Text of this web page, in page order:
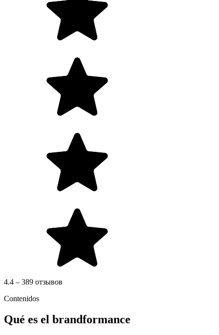
4.4 – 389 отзывов
Contenidos
Qué es el brandformance